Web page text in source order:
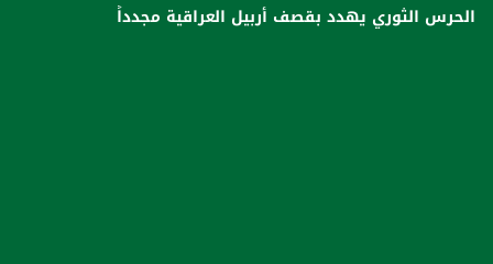
الحرس الثوري يهدد بقصف أربيل العراقية مجدداً